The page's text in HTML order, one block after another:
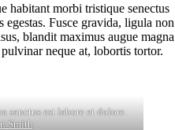
habitant morbi tristique senectus
egestas. Fusce gravida, ligula non
blandit maximus augue magna
neque at, lobortis tortor.
sanctus est labore et dolore.
Smith